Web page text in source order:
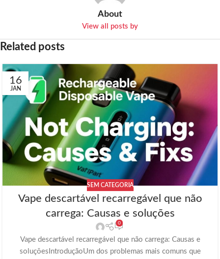
About
View all posts by
Related posts
16
JAN
SEM CATEGORIA
Vape descartável recarregável que não
carrega: Causas e soluções
0
Vape descartável recarregável que não carrega: Causas e
soluçõesIntroduçãoUm dos problemas mais comuns que